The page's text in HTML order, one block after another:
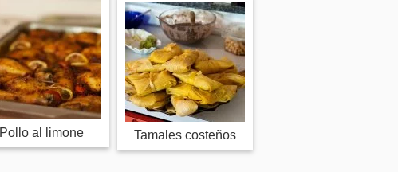
Pollo al limone
Tama­les costeños